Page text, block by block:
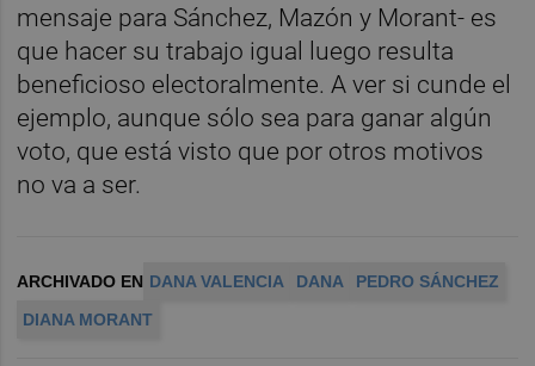
mensaje para Sánchez, Mazón y Morant- es
que hacer su trabajo igual luego resulta
beneficioso electoralmente. A ver si cunde el
ejemplo, aunque sólo sea para ganar algún
voto, que está visto que por otros motivos
no va a ser.
ARCHIVADO EN DANA VALENCIA DANA
PEDRO SÁNCHEZ
DIANA MORANT